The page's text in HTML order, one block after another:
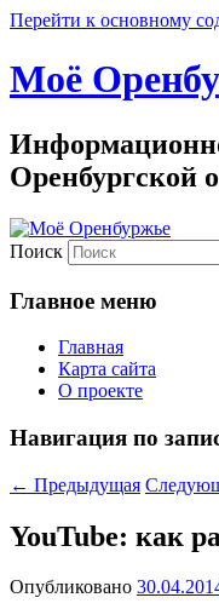
Перейти к основному
Моё
Оренбургской
Поиск
Главное меню
Главная
Карта сайта
О проекте
Навигация по
← Предыдущая
YouTube: как
Опубликовано